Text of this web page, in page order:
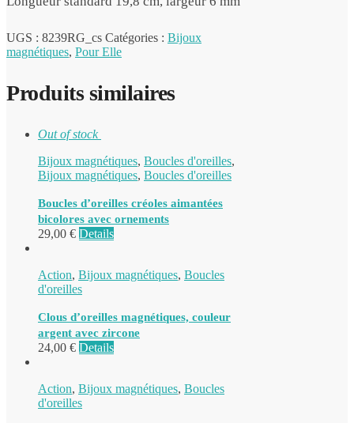
UGS : 8239RG_cs Catégories : Bijoux
magnétiques, Pour Elle
Produits similaires
Out of stock
Bijoux magnétiques, Boucles d'oreilles,
Bijoux magnétiques, Boucles d'oreilles
Boucles d’oreilles créoles aimantées
bicolores avec ornements
29,00 € Details
Action, Bijoux magnétiques, Boucles
d'oreilles
Clous d’oreilles magnétiques, couleur
argent avec zircone
24,00 € Details
Action, Bijoux magnétiques, Boucles
d'oreilles